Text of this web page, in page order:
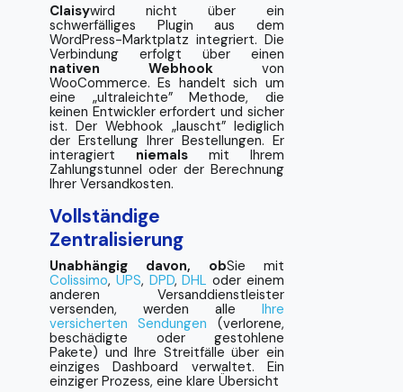
Claisywird nicht über ein
schwerfälliges Plugin aus dem
WordPress-Marktplatz integriert. Die
Verbindung erfolgt über einen
nativen Webhookvon
WooCommerce. Es handelt sich um
eine „ultraleichte” Methode, die
keinen Entwickler erfordert und sicher
ist. Der Webhook „lauscht” lediglich
der Erstellung Ihrer Bestellungen. Er
interagiert niemalsmit Ihrem
Zahlungstunnel oder der Berechnung
Ihrer Versandkosten.
Vollständige
Zentralisierung
Unabhängig davon, obSie mit
Colissimo, UPS, DPD,DHL oder einem
anderen Versanddienstleister
versenden, werden alle Ihre
versicherten Sendungen (verlorene,
beschädigte oder gestohlene
Pakete) und Ihre Streitfälle über ein
einziges Dashboard verwaltet. Ein
einziger Prozess, eine klare Übersicht